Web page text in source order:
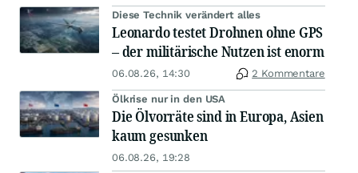
Diese Technik verändert alles
Leonardo testet Drohnen ohne GPS
– der militärische Nutzen ist enorm
06.08.26, 14:30 2 Kommentare
Ölkrise nur in den USA
Die Ölvorräte sind in Europa, Asien
kaum gesunken
06.08.26, 19:28